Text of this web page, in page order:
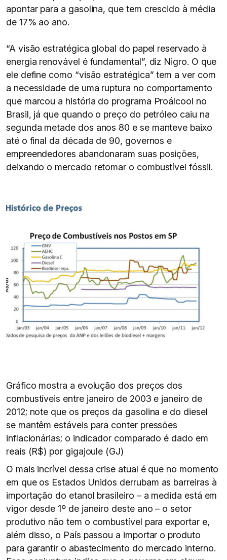
apontar para a gasolina, que tem crescido à média
de 17% ao ano.
“A visão estratégica global do papel reservado à
energia renovável é fundamental”, diz Nigro. O que
ele define como “visão estratégica” tem a ver com
a necessidade de uma ruptura no comportamento
que marcou a história do programa Proálcool no
Brasil, já que quando o preço do petróleo caiu na
segunda metade dos anos 80 e se manteve baixo
até o final da década de 90, governos e
empreendedores abandonaram suas posições,
deixando o mercado retomar o combustível fóssil.
Gráfico mostra a evolução dos preços dos
combustíveis entre janeiro de 2003 e janeiro de
2012; note que os preços da gasolina e do diesel
se mantêm estáveis para conter pressões
inflacionárias; o indicador comparado é dado em
reais (R$) por gigajoule (GJ)
O mais incrível dessa crise atual é que no momento
em que os Estados Unidos derrubam as barreiras à
importação do etanol brasileiro – a medida está em
vigor desde 1º de janeiro deste ano – o setor
produtivo não tem o combustível para exportar e,
além disso, o País passou a importar o produto
para garantir o abastecimento do mercado interno.